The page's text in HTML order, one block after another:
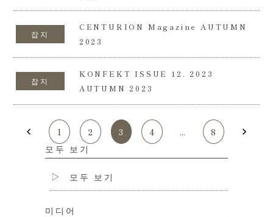
잡지
CENTURION Magazine AUTUMN
2023
잡지
KONFEKT ISSUE 12. 2023
AUTUMN 2023
1 2 3 4 ...
8
모두 보기
모두 보기
미디어